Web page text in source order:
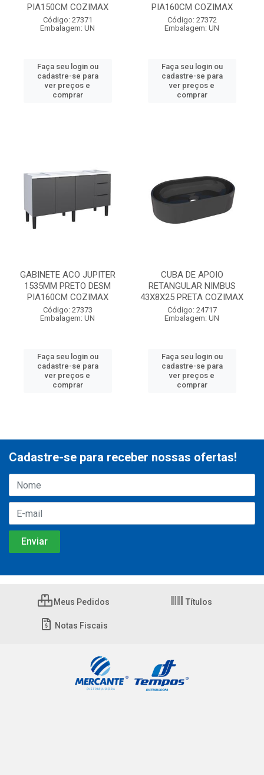
PIA150CM COZIMAX
Código: 27371
Embalagem: UN
Faça seu login ou
cadastre-se para
ver preços e
comprar
PIA160CM COZIMAX
Código: 27372
Embalagem: UN
Faça seu login ou
cadastre-se para
ver preços e
comprar
GABINETE ACO JUPITER
1535MM PRETO DESM
PIA160CM COZIMAX
Código: 27373
Embalagem: UN
Faça seu login ou
cadastre-se para
ver preços e
comprar
CUBA DE APOIO
RETANGULAR NIMBUS
43X8X25 PRETA COZIMAX
Código: 24717
Embalagem: UN
Faça seu login ou
cadastre-se para
ver preços e
comprar
Cadastre-se para receber nossas ofertas!
Meus Pedidos Títulos
Notas Fiscais